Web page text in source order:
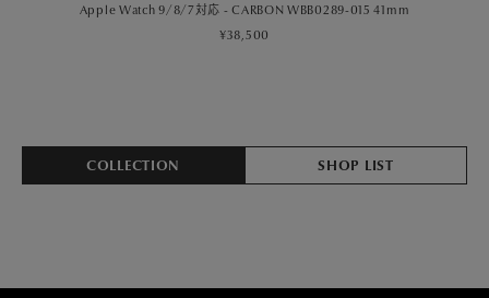
Apple Watch 9/8/7対応 - CARBON WBB0289-015 41mm
¥38,500
COLLECTION SHOP LIST